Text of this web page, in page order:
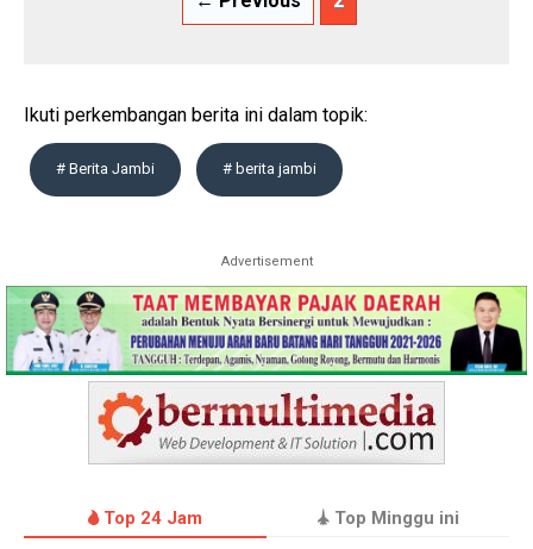
Ikuti perkembangan berita ini dalam topik:
# Berita Jambi # berita jambi
Advertisement
Top 24 Jam Top Minggu ini